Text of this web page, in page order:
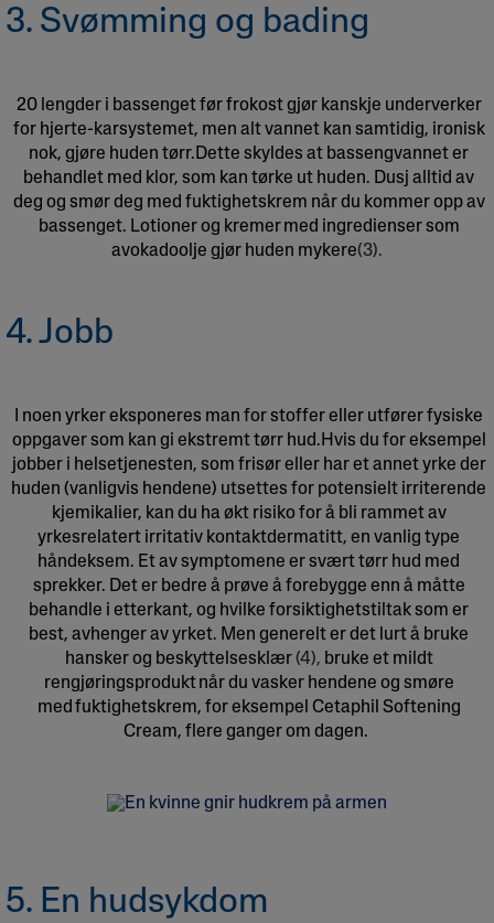
3. Svømming og bading
20 lengder i bassenget før frokost gjør kanskje underverker
for hjerte-karsystemet, men alt vannet kan samtidig, ironisk
nok, gjøre huden tørr.Dette skyldes at bassengvannet er
behandlet med klor, som kan tørke ut huden. Dusj alltid av
deg og smør deg med fuktighetskrem når du kommer opp av
bassenget. Lotioner og kremermed ingredienser som
avokadoolje gjør huden mykere(3).
4. Jobb
I noen yrker eksponeres man for stoffer eller utfører fysiske
oppgaver som kan gi ekstremt tørr hud.Hvis du for eksempel
jobber i helsetjenesten, som frisør eller har et annet yrke der
huden (vanligvis hendene) utsettes for potensielt irriterende
kjemikalier, kan du ha økt risiko for å bli rammet av
yrkesrelatert irritativ kontaktdermatitt, en vanlig type
håndeksem. Et av symptomene er svært tørr hud med
sprekker. Det er bedre å prøve å forebygge enn å måtte
behandle i etterkant, og hvilke forsiktighetstiltak som er
best, avhenger av yrket. Men generelt er det lurt å bruke
hansker og beskyttelsesklær(4), bruke et mildt
rengjøringsproduktnår du vasker hendene og smøre
med fuktighetskrem, for eksempel Cetaphil Softening
Cream, flere ganger om dagen.
5. En hudsykdom